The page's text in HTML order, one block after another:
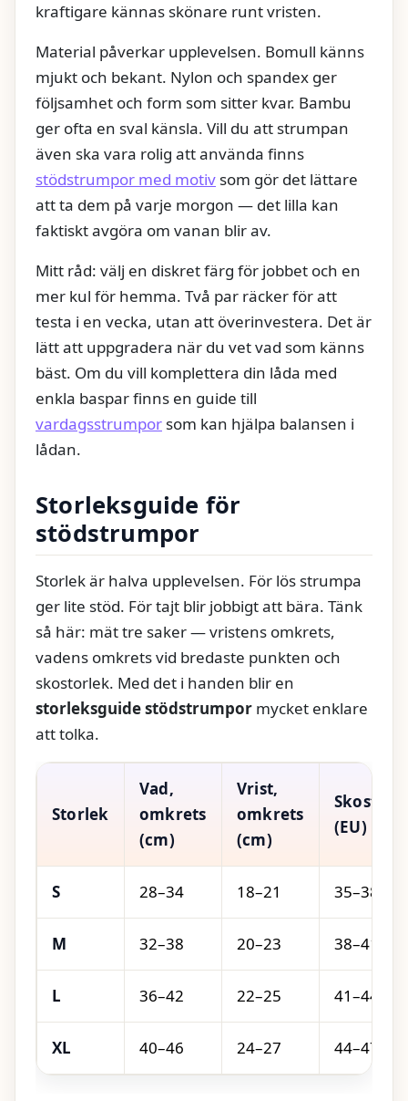
kraftigare kännas skönare runt vristen.
Material påverkar upplevelsen. Bomull känns
mjukt och bekant. Nylon och spandex ger
följsamhet och form som sitter kvar. Bambu
ger ofta en sval känsla. Vill du att strumpan
även ska vara rolig att använda finns
stödstrumpor med motiv som gör det lättare
att ta dem på varje morgon — det lilla kan
faktiskt avgöra om vanan blir av.
Mitt råd: välj en diskret färg för jobbet och en
mer kul för hemma. Två par räcker för att
testa i en vecka, utan att överinvestera. Det är
lätt att uppgradera när du vet vad som känns
bäst. Om du vill komplettera din låda med
enkla baspar finns en guide till
vardagsstrumpor som kan hjälpa balansen i
lådan.
Storleksguide för
stödstrumpor
Storlek är halva upplevelsen. För lös strumpa
ger lite stöd. För tajt blir jobbigt att bära. Tänk
så här: mät tre saker — vristens omkrets,
vadens omkrets vid bredaste punkten och
skostorlek. Med det i handen blir en
storleksguide stödstrumpor mycket enklare
att tolka.
Storlek
Vad,
omkrets
(cm)
Vrist,
omkrets
(cm)
(EU)
S 28–34 18–21 35–38
M 32–38 20–23 38–41
L 36–42 22–25 41–44
XL 40–46 24–27 44–47